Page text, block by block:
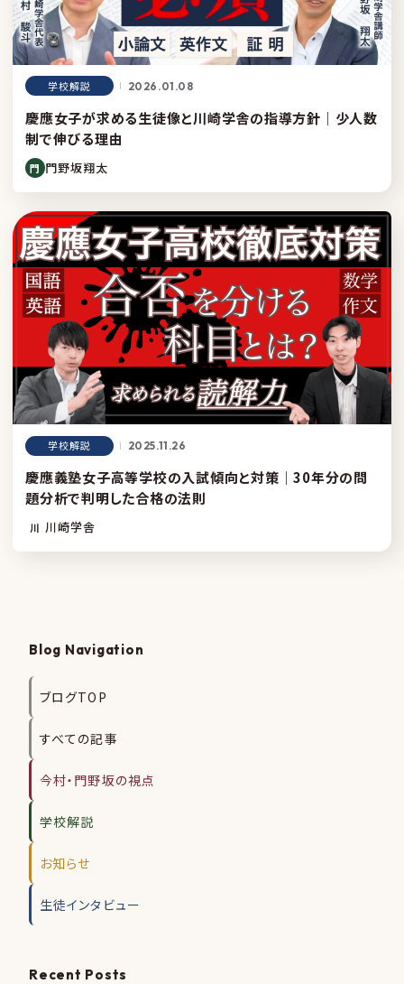
学校解説 2026.01.08
慶應女子が求める生徒像と川崎学舎の指導方針｜少人数
制で伸びる理由
門 門野坂翔太
学校解説 2025.11.26
慶應義塾女子高等学校の入試傾向と対策｜30年分の問
題分析で判明した合格の法則
川 川崎学舎
Blog Navigation
ブログTOP
すべての記事
今村・門野坂の視点
学校解説
お知らせ
生徒インタビュー
Recent Posts